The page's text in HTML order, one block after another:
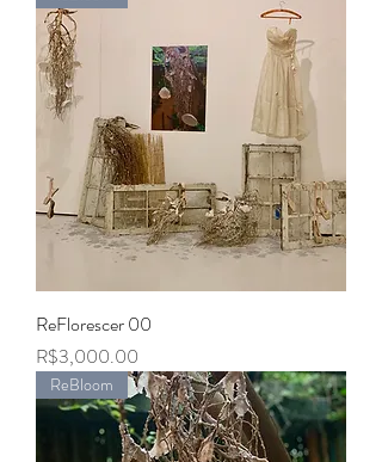
ReFlorescer 00
Price
R$3,000.00
ReBloom